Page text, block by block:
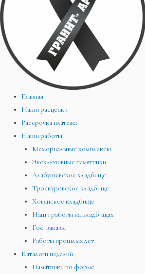
Главная
Наши расценки
Рассрочка платежа
Наши работы
Мемориальные комплексы
Эксклюзивные памятники
Алабушевское кладбище
Троекуровское кладбище
Хованское кладбище
Наши работы на кладбищах
Гос. заказы
Работы прошлых лет
Каталоги изделий
Памятники по форме